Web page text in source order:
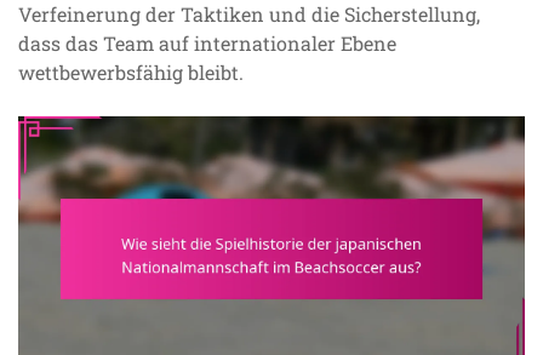
Verfeinerung der Taktiken und die Sicherstellung,
dass das Team auf internationaler Ebene
wettbewerbsfähig bleibt.